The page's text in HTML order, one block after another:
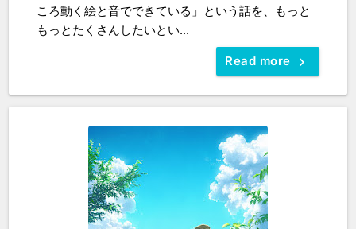
ころ動く絵と音でできている」という話を、もっと
もっとたくさんしたいとい...
Read more